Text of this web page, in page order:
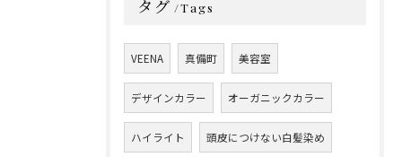
タグ Tags
VEENA 真備町 美容室
デザインカラー オーガニックカラー
ハイライト 頭皮につけない白髪染め